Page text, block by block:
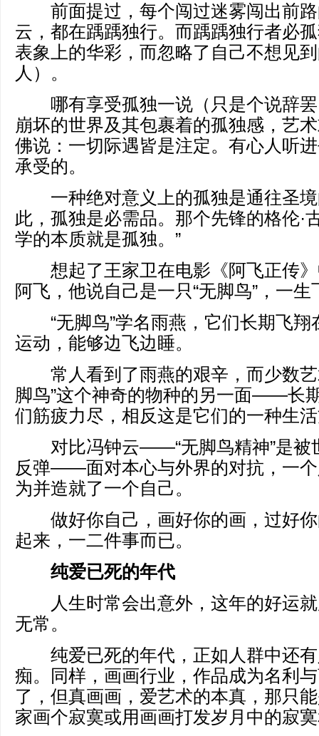
前面提过，每个闯过迷雾闯出前路
云，都在踽踽独行。而踽踽独行者必
表象上的华彩，而忽略了自己不想见
人）。
哪有享受孤独一说（只是个说辞罢
崩坏的世界及其包裹着的孤独感，艺
佛说：一切际遇皆是注定。有心人听
承受的。
一种绝对意义上的孤独是通往圣境
此，孤独是必需品。那个先锋的格伦·
学的本质就是孤独。”
想起了王家卫在电影《阿飞正传》
阿飞，他说自己是一只“无脚鸟”，一生
“无脚鸟”学名雨燕，它们长期飞翔
运动，能够边飞边睡。
常人看到了雨燕的艰辛，而少数艺
脚鸟”这个神奇的物种的另一面——长
们筋疲力尽，相反这是它们的一种生
对比冯钟云——“无脚鸟精神”是被
反弹——面对本心与外界的对抗，一
为并造就了一个自己。
做好你自己，画好你的画，过好你
起来，一二件事而已。
纯爱已死的年代
人生时常会出意外，这年的好运就
无常。
纯爱已死的年代，正如人群中还有
痴。同样，画画行业，作品成为名利
了，但真画画，爱艺术的本真，那只
家画个寂寞或用画画打发岁月中的寂